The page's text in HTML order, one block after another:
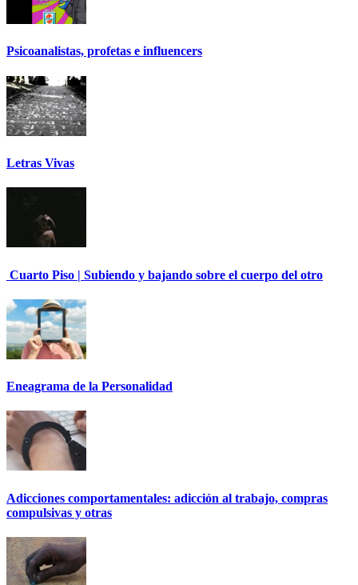
Psicoanalistas, profetas e influencers
Letras Vivas
Cuarto Piso | Subiendo y bajando sobre el cuerpo del otro
Eneagrama de la Personalidad
Adicciones comportamentales: adicción al trabajo, compras
compulsivas y otras